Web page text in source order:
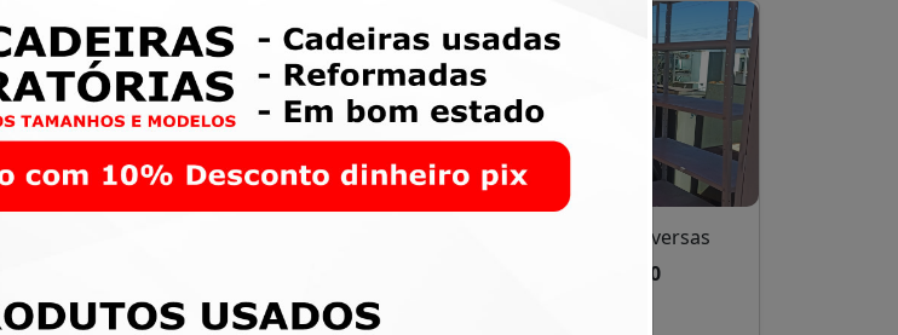
R$ 900,00
Prateleiras de aço diversas
A partir de R$ 200,00